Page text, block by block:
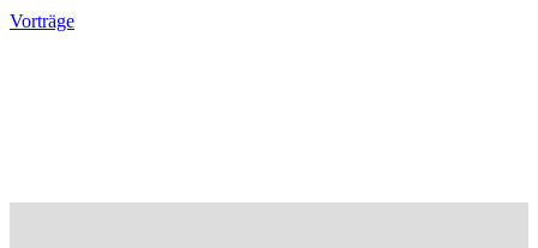
Vorträge